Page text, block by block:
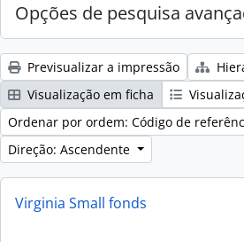
Opções de pesquisa
Previsualizar a impressão
Visualização em ficha
Ordenar por ordem: Código de
Direção: Ascendente
Virginia Small fonds